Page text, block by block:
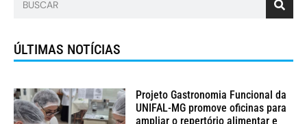
ÚLTIMAS NOTÍCIAS
Projeto Gastronomia Funcional da
UNIFAL-MG promove oficinas para
ampliar o repertório alimentar e